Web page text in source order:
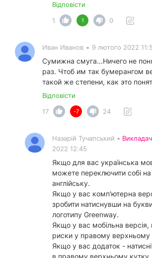
Відповісти
1
1 0
Иван Иванов • 9 лютого 2022
Сумижна смуга...Ничего не
раз. Чтоб им так бумерангом
такой же степени, как это
Відповісти
17
-7 24
Назарій Тучапський • Викладач
2022 12:45
Якщо для вас українська
можете переключити собі на
англійську.
Якщо у вас комп'ютерна
зробити натиснувши на
логотипу Greenway.
Якщо у вас мобільна версія,
риски у правому верхньому
Якщо у вас додаток -
в правому верхньому кутку.